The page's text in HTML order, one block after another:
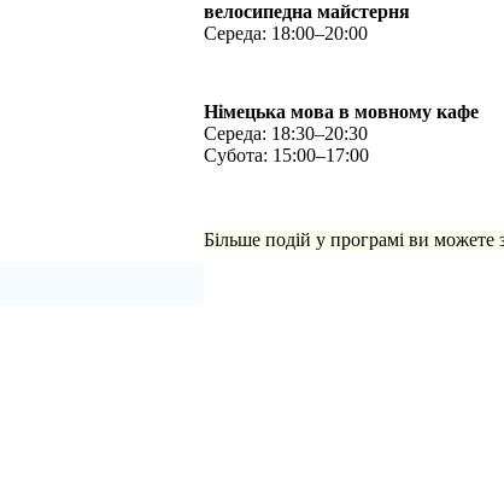
велосипедна майстерня
Середа: 18:00–20:00
Німецька мова в мовному кафе
Середа: 18:30–20:30
Субота: 15:00–17:00
Більше подій у програмі ви